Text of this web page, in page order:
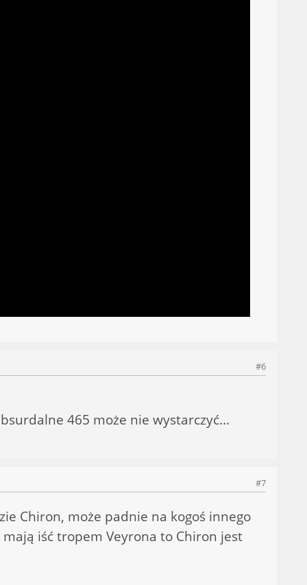
#6
465 może nie wystarczyć...
#7
Chiron, może padnie na kogoś innego
iść tropem Veyrona to Chiron jest